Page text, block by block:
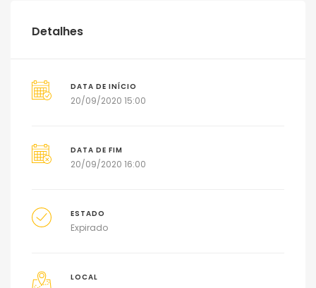
Detalhes
DATA DE INÍCIO
20/09/2020 15:00
DATA DE FIM
20/09/2020 16:00
ESTADO
Expirado
LOCAL